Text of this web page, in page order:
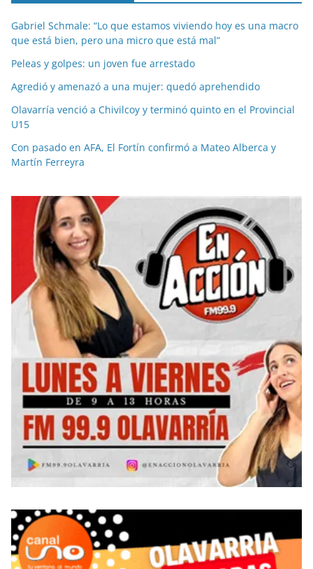
Gabriel Schmale: “Lo que estamos viviendo hoy es una macro
que está bien, pero una micro que está mal”
Peleas y golpes: un joven fue arrestado
Agredió y amenazó a una mujer: quedó aprehendido
Olavarría venció a Chivilcoy y terminó quinto en el Provincial
U15
Con pasado en AFA, El Fortín confirmó a Mateo Alberca y
Martín Ferreyra